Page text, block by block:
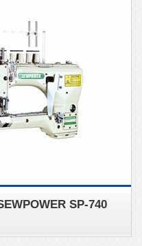
SP-740